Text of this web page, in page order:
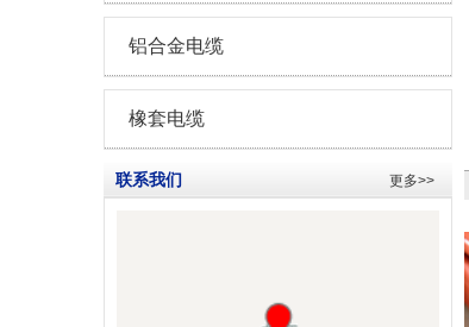
铝合金电缆
橡套电缆
联系我们 更多>>